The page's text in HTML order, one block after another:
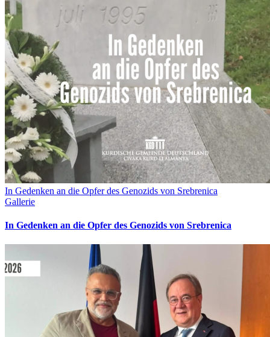
In Gedenken an die Opfer des Genozids von Srebrenica
Gallerie
In Gedenken an die Opfer des Genozids von Srebrenica